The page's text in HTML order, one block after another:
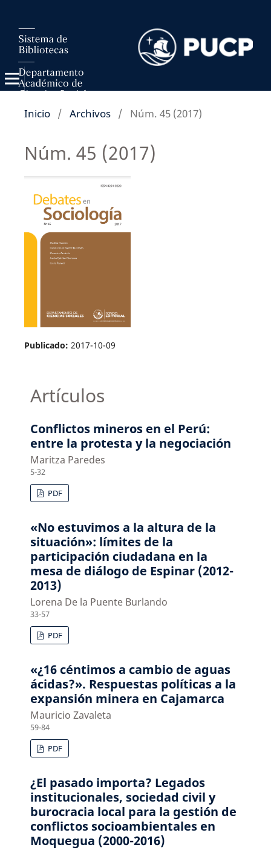
Inicio / Archivos / Núm. 45 (2017)
Núm. 45 (2017)
Publicado: 2017-10-09
Artículos
Conflictos mineros en el Perú:
entre la protesta y la negociación
Maritza Paredes
5-32
PDF
«No estuvimos a la altura de la
situación»: límites de la
participación ciudadana en la
mesa de diálogo de Espinar (2012-
2013)
Lorena De la Puente Burlando
33-57
PDF
«¿16 céntimos a cambio de aguas
ácidas?». Respuestas políticas a la
expansión minera en Cajamarca
Mauricio Zavaleta
59-84
PDF
¿El pasado importa? Legados
institucionales, sociedad civil y
burocracia local para la gestión de
conflictos socioambientales en
Moquegua (2000-2016)